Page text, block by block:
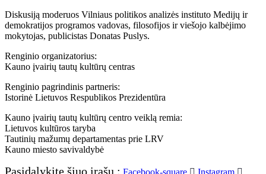
Diskusiją moderuos Vilniaus politikos analizės instituto Medijų ir
demokratijos programos vadovas, filosofijos ir viešojo kalbėjimo
mokytojas, publicistas Donatas Puslys.
Renginio organizatorius:
Kauno įvairių tautų kultūrų centras
Renginio pagrindinis partneris:
Istorinė Lietuvos Respublikos Prezidentūra
Kauno įvairių tautų kultūrų centro veiklą remia:
Lietuvos kultūros taryba
Tautinių mažumų departamentas prie LRV
Kauno miesto savivaldybė
Pasidalykite šiuo įrašu : Facebook-square
Instagram